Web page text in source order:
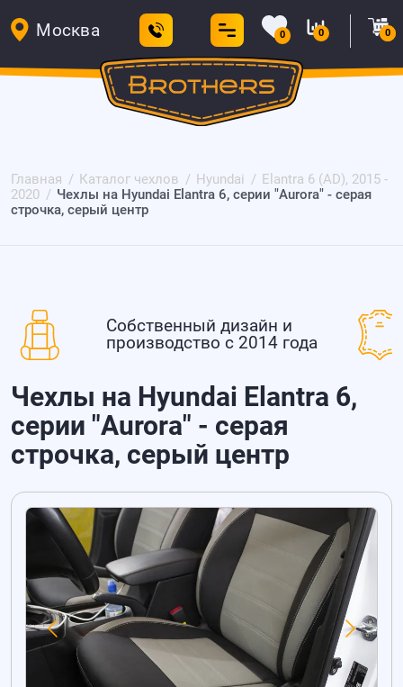
Москва 0 0 0
Главная Каталог чехлов Hyundai
Elantra 6 (AD), 2015 -
2020
Чехлы на Hyundai Elantra 6, серии "Aurora" - серая
строчка, серый центр
Собственный дизайн и
производство с 2014 года
Чехлы на Hyundai Elantra 6,
серии "Aurora" - серая
строчка, серый центр